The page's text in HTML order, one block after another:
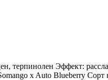
терпинолен Эффект:
x Auto Blueberry Сорт